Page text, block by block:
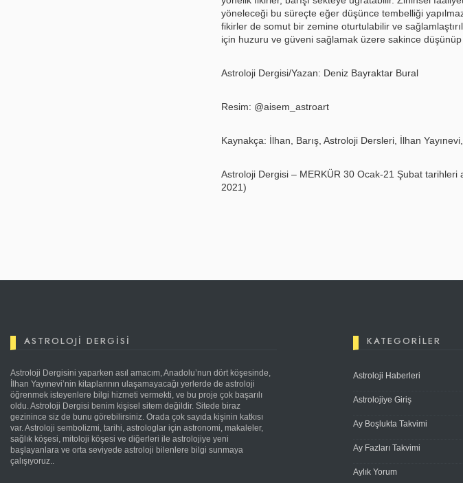
yöneleceği bu süreçte eğer düşünce tembelliği
fikirler de somut bir zemine oturtulabilir ve
için huzuru ve güveni sağlamak üzere sakince düşünüp
Astroloji Dergisi/Yazan: Deniz Bayraktar Bural
Resim: @aisem_astroart
Kaynakça: İlhan, Barış, Astroloji Dersleri, İlhan
Astroloji Dergisi – MERKÜR 30 Ocak-21 Şubat tarihleri
2021)
ASTROLOJI DERGISI
Astroloji Dergisini yaparken asıl amacım, Anadolu’nun dört köşesinde,
İlhan Yayınevi’nin kitaplarının ulaşamayacağı yerlerde de astroloji
öğrenmek isteyenlere bilgi hizmeti vermekti, ve bu proje çok başarılı
oldu. Astroloji Dergisi benim kişisel sitem değildir. Sitede biraz
gezinince siz de bunu görebilirsiniz. Orada çok sayıda kişinin katkısı
var. Astroloji sembolizmi, tarihi, astrologlar için astronomi, makaleler,
sağlık köşesi, mitoloji köşesi ve diğerleri ile astrolojiye yeni
başlayanlara ve orta seviyede astroloji bilenlere bilgi sunmaya
çalışıyoruz..
KATEGORILER
Astroloji Haberleri
Astrolojiye Giriş
Ay Boşlukta Takvimi
Ay Fazları Takvimi
Aylık Yorum